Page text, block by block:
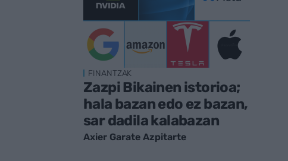
FINANTZAK
Zazpi Bikainen istorioa;
hala bazan edo ez bazan,
sar dadila kalabazan
Axier Garate Azpitarte